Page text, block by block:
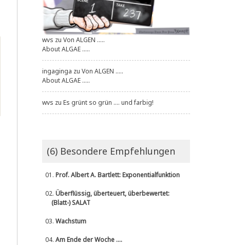
wvs zu Von ALGEN .....
About ALGAE .....
ingaginga zu Von ALGEN .....
About ALGAE .....
wvs zu Es grünt so grün .... und farbig!
(6) Besondere Empfehlungen
01. Prof. Albert A. Bartlett: Exponentialfunktion
02. Überflüssig, überteuert, überbewertet:
(Blatt-) SALAT
03. Wachstum
04. Am Ende der Woche ....